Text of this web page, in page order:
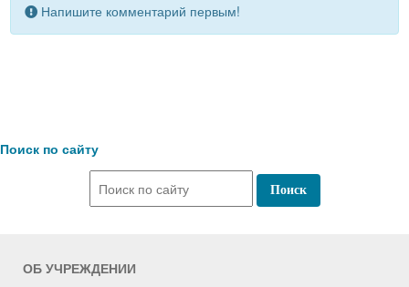
Напишите комментарий первым!
Поиск по сайту
ОБ УЧРЕЖДЕНИИ